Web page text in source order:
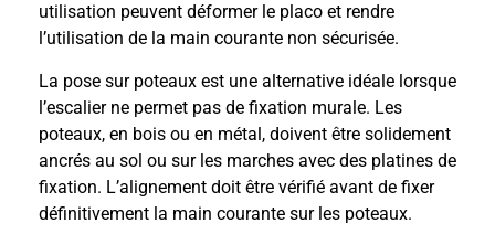
utilisation peuvent déformer le placo et rendre
l’utilisation de la main courante non sécurisée.
La pose sur poteaux est une alternative idéale lorsque
l’escalier ne permet pas de fixation murale. Les
poteaux, en bois ou en métal, doivent être solidement
ancrés au sol ou sur les marches avec des platines de
fixation. L’alignement doit être vérifié avant de fixer
définitivement la main courante sur les poteaux.